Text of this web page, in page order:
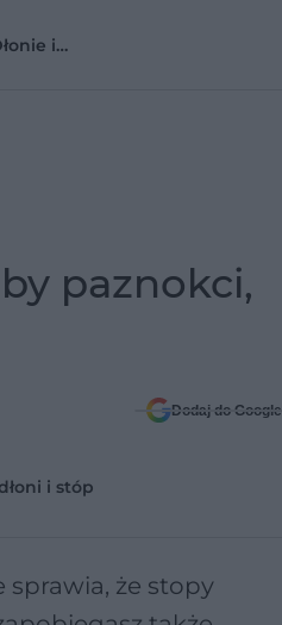
i
paznokci,
i stóp
Dodaj do Google
że stopy